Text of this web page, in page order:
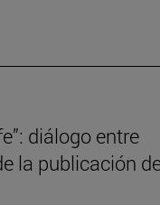
diálogo entre
la publicación